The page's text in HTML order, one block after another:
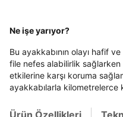
Banka
İşbankası
Akbank
Ne işe yarıyor?
Bu ayakkabının olayı hafif
file nefes alabilirlik
etkilerine karşı koruma
ayakkabılarla kilometrelerce
Ürün Özellikleri
Mağazada Bul
Stok
Siparişinizin durumu
E-posta Adresi *
Sipariş Numaranız *
En az 8 karakter
SMS
SMS